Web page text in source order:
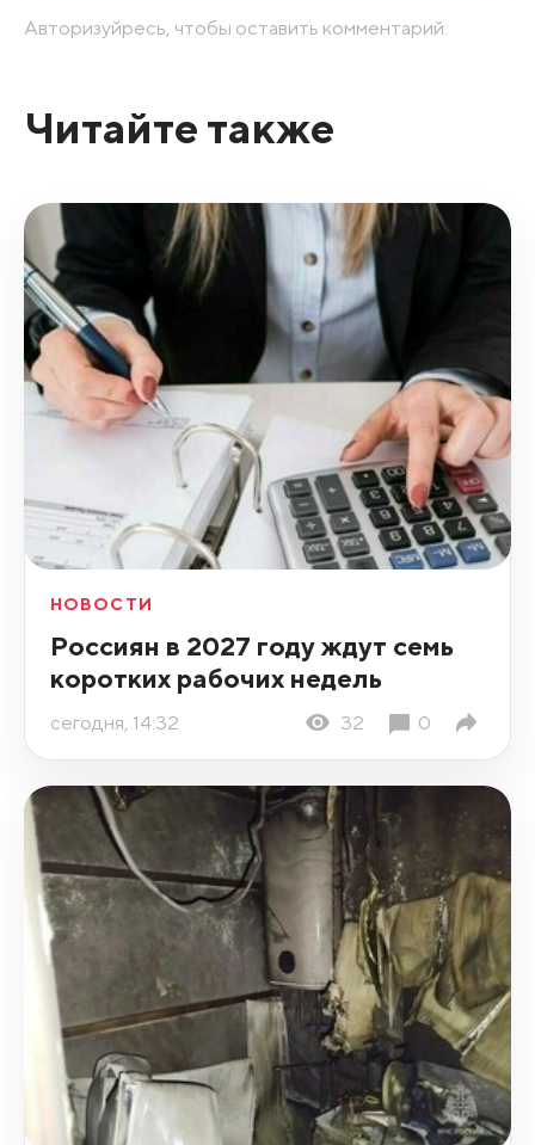
Авторизуйресь, чтобы оставить комментарий.
Читайте также
НОВОСТИ
Россиян в 2027 году ждут семь
коротких рабочих недель
сегодня, 14:32 32 0